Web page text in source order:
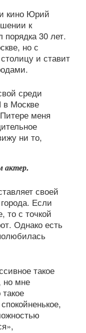
кино Юрий
к
порядка 30 лет.
но с
и ставит
среди
в Москве
меня
ни то,
актер.
своей
Если
то с точкой
Однако есть
такое
но мне